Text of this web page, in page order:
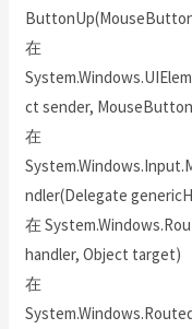
在
ct sender,
在
ndler(Delegate
在
handler, Object target)
在